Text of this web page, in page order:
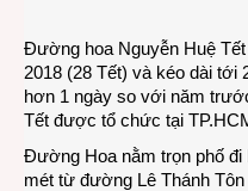
Đường hoa Nguyễn Huệ
2018 (28 Tết) và kéo dài tới
hơn 1 ngày so với năm
Tết được tổ chức tại
Đường Hoa nằm trọn phố đi
mét từ đường Lê Thánh